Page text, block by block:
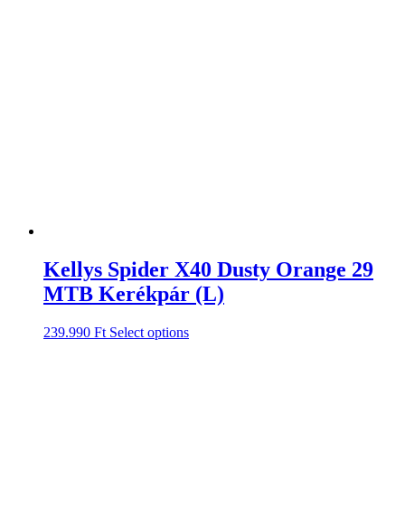
Kellys Spider X40 Dusty Orange 29
MTB Kerékpár (L)
239.990 Ft Select options